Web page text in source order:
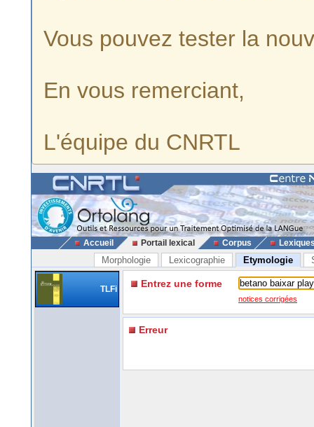
Vous pouvez tester la
En vous remerciant,
L'équipe du CNRTL
Accueil Portail lexical Corpus
Morphologie Lexicographie Etymologie
TLFi Entrez une forme
notices corrigées
Erreur